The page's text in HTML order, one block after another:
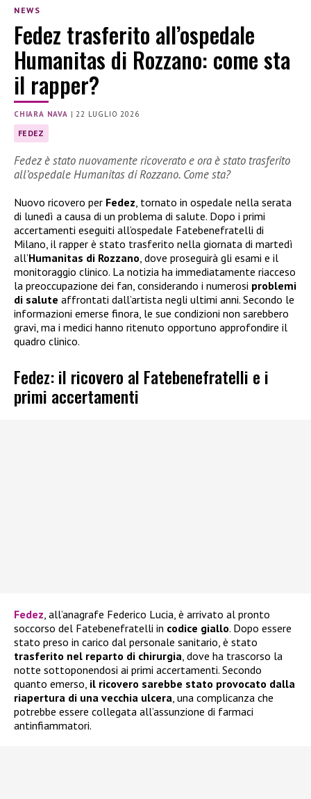
NEWS
Fedez trasferito all’ospedale
Humanitas di Rozzano: come sta
il rapper?
CHIARA NAVA | 22 LUGLIO 2026
FEDEZ
Fedez è stato nuovamente ricoverato e ora è stato trasferito
all’ospedale Humanitas di Rozzano. Come sta?
Nuovo ricovero per Fedez, tornato in ospedale nella serata
di lunedì a causa di un problema di salute. Dopo i primi
accertamenti eseguiti all’ospedale Fatebenefratelli di
Milano, il rapper è stato trasferito nella giornata di martedì
all’Humanitas di Rozzano, dove proseguirà gli esami e il
monitoraggio clinico. La notizia ha immediatamente riacceso
la preoccupazione dei fan, considerando i numerosi problemi
di salute affrontati dall’artista negli ultimi anni. Secondo le
informazioni emerse finora, le sue condizioni non sarebbero
gravi, ma i medici hanno ritenuto opportuno approfondire il
quadro clinico.
Fedez: il ricovero al Fatebenefratelli e i
primi accertamenti
Fedez , all’anagrafe Federico Lucia, è arrivato al pronto
soccorso del Fatebenefratelli in codice giallo. Dopo essere
stato preso in carico dal personale sanitario, è stato
trasferito nel reparto di chirurgia , dove ha trascorso la
notte sottoponendosi ai primi accertamenti. Secondo
quanto emerso, il ricovero sarebbe stato provocato dalla
riapertura di una vecchia ulcera , una complicanza che
potrebbe essere collegata all’assunzione di farmaci
antinfiammatori.